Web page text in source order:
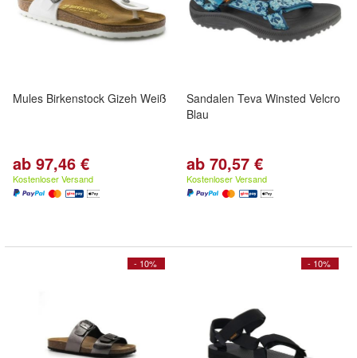
Mules Birkenstock Gizeh Weiß
ab 97,46 €
Kostenloser Versand
Sandalen Teva Winsted Velcro
Blau
ab 70,57 €
Kostenloser Versand
- 10% - 10%